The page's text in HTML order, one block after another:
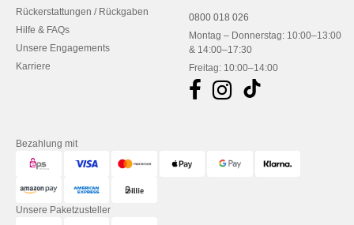
Rückerstattungen / Rückgaben
Hilfe & FAQs
Unsere Engagements
Karriere
0800 018 026
Montag – Donnerstag: 10:00–13:00
& 14:00–17:30
Freitag: 10:00–14:00
Bezahlung mit
Unsere Paketzusteller